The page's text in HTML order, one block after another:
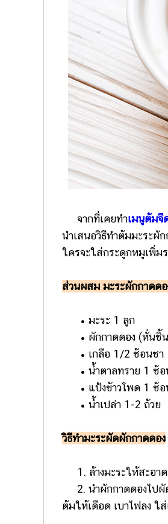
จากที่เคยทำเมนูต้มจื
นำเสนอวิธีทำต้มมะระผั
ใครจะใส่กระดูกหมูเพิ่ม
ส่วนผสม มะระผักกาดดอ
​​ ​​​​ ​​​​​​•​ มะระ 1 ลูก
​​​​​​•​ ผักกาดดอง (หั่นชิ้
​​ ​​​​ ​​​​​​•​ เกลือ 1/2 ช้อนชา
​​​​​​•​ น้ำตาลทราย 1 ช้อ
​​​​​​•​ แป้งข้าวโพด 1 ช้อ
​​ ​​​​ ​​​​​​•​ น้ำเปล่า 1-2 ถ้วย
วิธีทำมะระผัดผักกาดดอง
1. ล้างมะระให้สะอาด
2. นำผักกาดดองไปผัด
ต้มให้เดือด เบาไฟลง ใ